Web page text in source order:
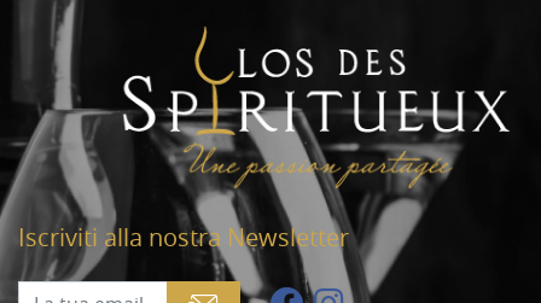
Iscriviti alla nostra Newsletter